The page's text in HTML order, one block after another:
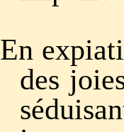
En
des